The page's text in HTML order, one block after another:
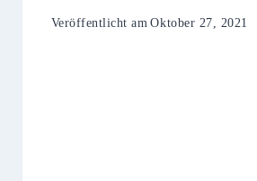
Veröffentlicht am Oktober 27, 2021